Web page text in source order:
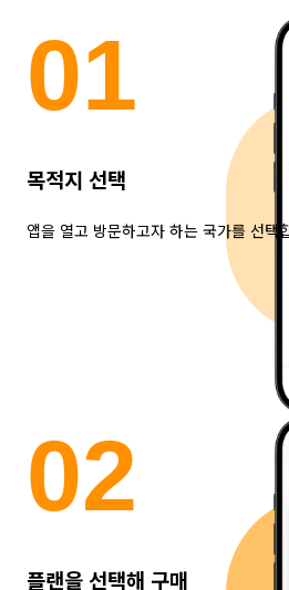
01
목적지 선택
앱을 열고 방문하고자 하는 국가를 선택
02
플랜을 선택해 구매